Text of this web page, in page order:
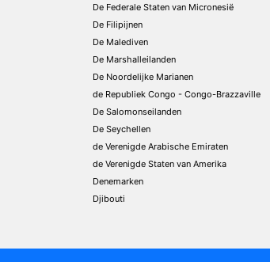
De Federale Staten van Micronesië
De Filipijnen
De Malediven
De Marshalleilanden
De Noordelijke Marianen
de Republiek Congo - Congo-Brazzaville
De Salomonseilanden
De Seychellen
de Verenigde Arabische Emiraten
de Verenigde Staten van Amerika
Denemarken
Djibouti